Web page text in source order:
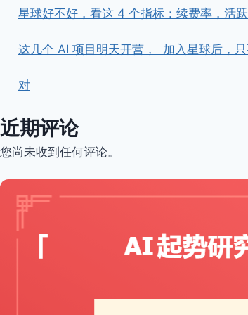
星球好不好，看这 4 个指标：续费率，活
这几个 AI 项目明天开营， ​ ​加入星球后，
对
近期评论
您尚未收到任何评论。